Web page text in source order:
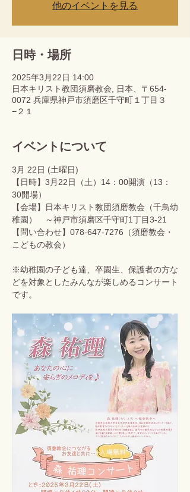
他のイベントを見る
日時・場所
2025年3月22日 14:00
日本キリスト教団須磨教会, 日本、〒654-
0072 兵庫県神戸市須磨区千守町１丁目３
−２１
イベントについて
3月 22日 (土曜日)
【日時】3月22日（土）14：00開演（13：
30開場）
【会場】日本キリスト教団須磨教会（千鳥幼
稚園）　～神戸市須磨区千守町1丁目3-21
【問い合わせ】078-647-7276（須磨教会・
こどもの教会）
※幼稚園の子ども達、卒園生、保護者の方な
どを対象としたみんなが楽しめるコンサート
です。